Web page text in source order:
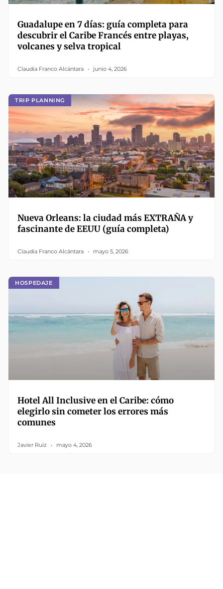
Guadalupe en 7 días: guía completa para
descubrir el Caribe Francés entre playas,
volcanes y selva tropical
Claudia Franco Alcántara junio 4, 2026
TRIP PLANNING
Nueva Orleans: la ciudad más EXTRAÑA y
fascinante de EEUU (guía completa)
Claudia Franco Alcántara mayo 5, 2026
HOSPEDAJE
Hotel All Inclusive en el Caribe: cómo
elegirlo sin cometer los errores más
comunes
Javier Ruiz mayo 4, 2026